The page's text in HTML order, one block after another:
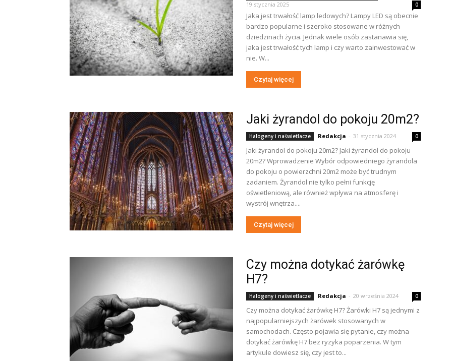
19 stycznia 2025
0
Jaka jest trwałość lamp ledowych? Lampy LED są obecnie
bardzo popularne i szeroko stosowane w różnych
dziedzinach życia. Jednak wiele osób zastanawia się,
jaka jest trwałość tych lamp i czy warto zainwestować w
nie. W...
Czytaj więcej
Jaki żyrandol do pokoju 20m2?
Halogeny i naświetlacze Redakcja - 31 stycznia 2024 0
Jaki żyrandol do pokoju 20m2? Jaki żyrandol do pokoju
20m2? Wprowadzenie Wybór odpowiedniego żyrandola
do pokoju o powierzchni 20m2 może być trudnym
zadaniem. Żyrandol nie tylko pełni funkcję
oświetleniową, ale również wpływa na atmosferę i
wystrój wnętrza....
Czytaj więcej
Czy można dotykać żarówkę
H7?
Halogeny i naświetlacze Redakcja - 20 września 2024 0
Czy można dotykać żarówkę H7? Żarówki H7 są jednymi z
najpopularniejszych żarówek stosowanych w
samochodach. Często pojawia się pytanie, czy można
dotykać żarówkę H7 bez ryzyka poparzenia. W tym
artykule dowiesz się, czy jest to...